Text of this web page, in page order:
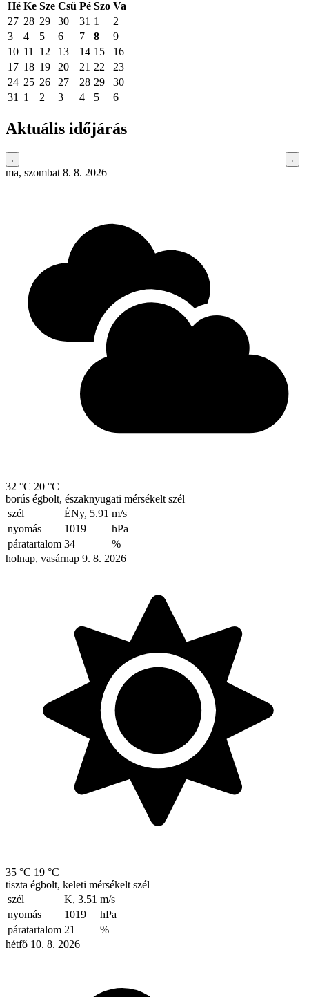
Hé Ke Sze Csü Pé Szo Va
27 28 29 30 31 1
2
3
4 5 6 7 8
9
10 11 12 13 14 15
16
17 18 19 20 21 22
23
24 25 26 27 28 29
30
31
1 2 3 4 5 6
Aktuális időjárás
ma, szombat 8. 8. 2026
32 °C 20 °C
borús égbolt, északnyugati mérsékelt szél
szél
ÉNy, 5.91 m/s
nyomás
1019
hPa
páratartalom 34
%
holnap, vasárnap 9. 8. 2026
35 °C 19 °C
tiszta égbolt, keleti mérsékelt szél
szél
K, 3.51 m/s
nyomás
1019
hPa
páratartalom 21
%
hétfő 10. 8. 2026